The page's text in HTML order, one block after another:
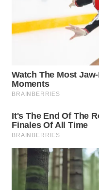
WN
KARAWANG
WN
BEKASI
WN
BOGOR
WN